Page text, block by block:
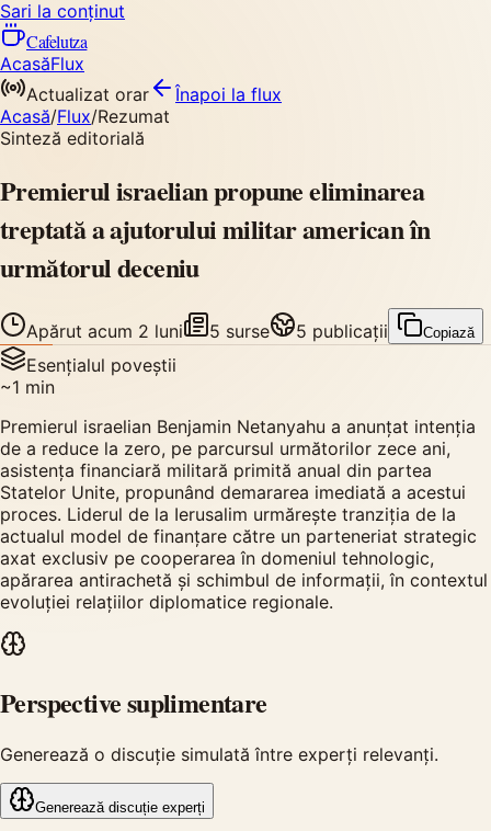
Sari la conținut
Cafelutza
AcasăFlux
Actualizat orar
Înapoi la flux
Acasă/Flux/Rezumat
Sinteză editorială
Premierul israelian propune eliminarea
treptată a ajutorului militar american în
următorul deceniu
Apărut acum 2 luni 5 surse 5 publicații Copiază
Esențialul poveștii
~1 min
Premierul israelian Benjamin Netanyahu a anunțat intenția
de a reduce la zero, pe parcursul următorilor zece ani,
asistența financiară militară primită anual din partea
Statelor Unite, propunând demararea imediată a acestui
proces. Liderul de la Ierusalim urmărește tranziția de la
actualul model de finanțare către un parteneriat strategic
axat exclusiv pe cooperarea în domeniul tehnologic,
apărarea antirachetă și schimbul de informații, în contextul
evoluției relațiilor diplomatice regionale.
Perspective suplimentare
Generează o discuție simulată între experți relevanți.
Generează discuție experți